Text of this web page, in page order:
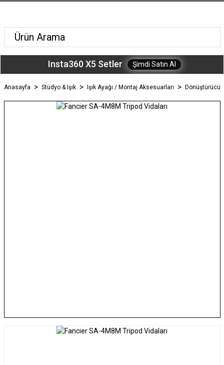
Insta360 X5 Setler Şimdi Satın Al
Anasayfa Stüdyo & Işık Işık Ayağı / Montaj Aksesuarları Dönüştürücü